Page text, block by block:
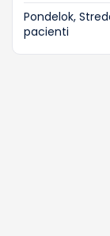
Pondelok,
pacienti